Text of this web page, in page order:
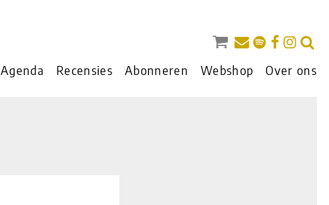
Agenda Recensies Abonneren Webshop Over ons